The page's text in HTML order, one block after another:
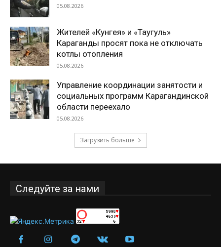
05.08.2026
Жителей «Кунгея» и «Таугуль»
Караганды просят пока не отключать
котлы отопления
05.08.2026
Управление координации занятости и
социальных программ Карагандинской
области переехало
05.08.2026
Загрузить больше
Следуйте за нами